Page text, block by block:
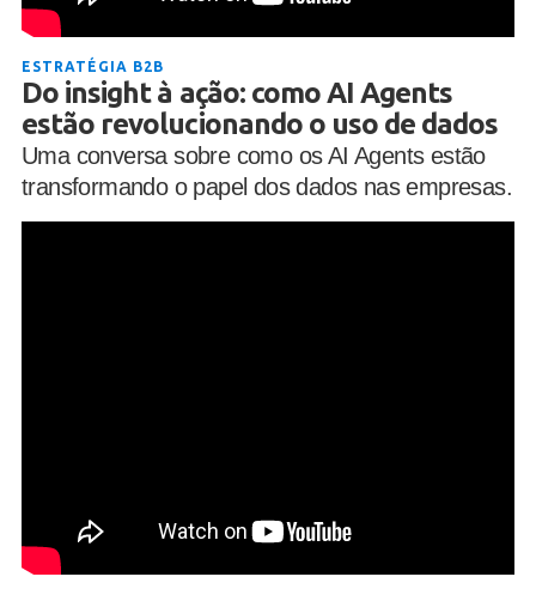
ESTRATÉGIA B2B
Do insight à ação: como AI Agents
estão revolucionando o uso de dados
Uma conversa sobre como os AI Agents estão
transformando o papel dos dados nas empresas.